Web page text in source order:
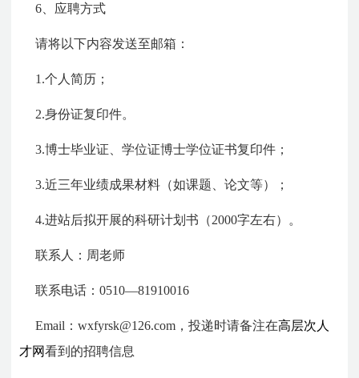
6、 应聘方式
请将以下内容发送至邮箱：
1.个人简历；
2.身份证复印件。
3.博士毕业证、学位证博士学位证书复印件；
3.近三年业绩成果材料（如课题、论文等）；
4.进站后拟开展的科研计划书（2000字左右）。
联系人：周老师
联系电话：0510—81910016
Email：wxfyrsk@126.com，投递时请备注在高层次人
才网看到的招聘信息